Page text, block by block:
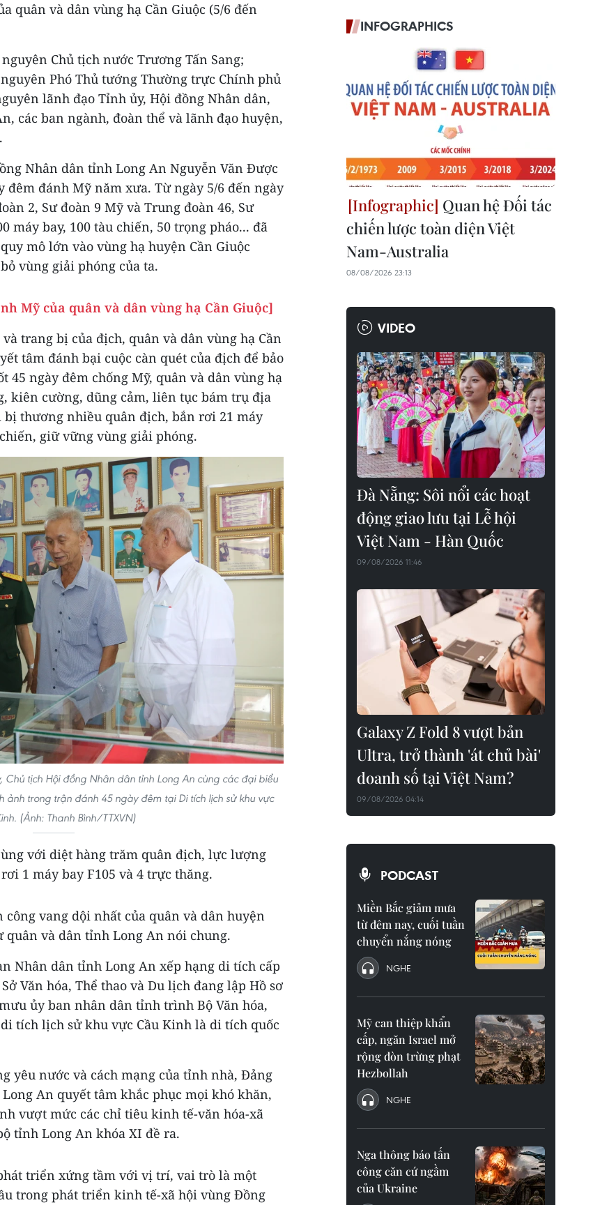
quân và dân vùng hạ Cần Giuộc (5/6 đến
Chủ tịch nước Trương Tấn Sang;
Phó Thủ tướng Thường trực Chính phủ
lãnh đạo Tỉnh ủy, Hội đồng Nhân dân,
các ban ngành, đoàn thể và lãnh đạo huyện,
Nhân dân tỉnh Long An Nguyễn Văn Được
đêm đánh Mỹ năm xưa. Từ ngày 5/6 đến ngày
2, Sư đoàn 9 Mỹ và Trung đoàn 46, Sư
máy bay, 100 tàu chiến, 50 trọng pháo... đã
mô lớn vào vùng hạ huyện Cần Giuộc
vùng giải phóng của ta.
Mỹ của quân và dân vùng hạ Cần Giuộc]
trang bị của địch, quân và dân vùng hạ Cần
tâm đánh bại cuộc càn quét của địch để bảo
45 ngày đêm chống Mỹ, quân và dân vùng hạ
kiên cường, dũng cảm, liên tục bám trụ địa
thương nhiều quân địch, bắn rơi 21 máy
giữ vững vùng giải phóng.
Chủ tịch Hội đồng Nhân dân tỉnh Long An cùng các đại biểu
trong trận đánh 45 ngày đêm tại Di tích lịch sử khu vực
(Ảnh: Thanh Bình/TTXVN)
với diệt hàng trăm quân địch, lực lượng
1 máy bay F105 và 4 trực thăng.
vang dội nhất của quân và dân huyện
quân và dân tỉnh Long An nói chung.
Nhân dân tỉnh Long An xếp hạng di tích cấp
Văn hóa, Thể thao và Du lịch đang lập Hồ sơ
ủy ban nhân dân tỉnh trình Bộ Văn hóa,
tích lịch sử khu vực Cầu Kinh là di tích quốc
yêu nước và cách mạng của tỉnh nhà, Đảng
An quyết tâm khắc phục mọi khó khăn,
vượt mức các chỉ tiêu kinh tế-văn hóa-xã
tỉnh Long An khóa XI đề ra.
triển xứng tầm với vị trí, vai trò là một
trong phát triển kinh tế-xã hội vùng Đồng
INFOGRAPHICS
Quan hệ Đối tác
chiến lược toàn diện Việt
Nam-Australia
08/08/2026 23:13
VIDEO
Đà Nẵng: Sôi nổi các hoạt
động giao lưu tại Lễ hội
Việt Nam - Hàn Quốc
09/08/2026 11:46
Galaxy Z Fold 8 vượt bản
Ultra, trở thành 'át chủ bài'
doanh số tại Việt Nam?
09/08/2026 04:14
PODCAST
Miền Bắc giảm mưa
từ đêm nay, cuối tuần
chuyển nắng nóng
NGHE
Mỹ can thiệp khẩn
cấp, ngăn Israel mở
rộng đòn trừng phạt
Hezbollah
NGHE
Nga thông báo tấn
công căn cứ ngầm
của Ukraine